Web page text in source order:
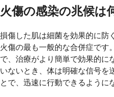
火傷の感染の兆候は
損傷した肌は細菌を効果的に防
火傷の最も一般的な合併症です
で、治療がより簡単で効果的に
いないとき、体は明確な信号を
とで、迅速に行動できるように